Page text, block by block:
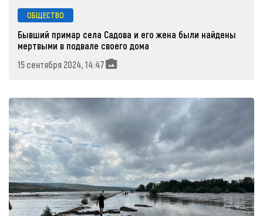
ОБЩЕСТВО
Бывший примар села Садова и его жена были найдены
мертвыми в подвале своего дома
15 сентября 2024, 14:47